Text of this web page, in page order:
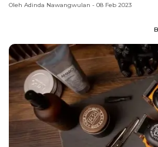
Oleh Adinda Nawangwulan - 08 Feb 2023